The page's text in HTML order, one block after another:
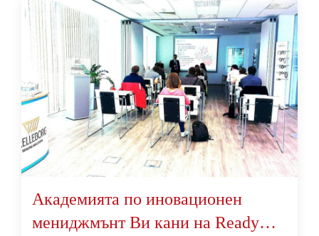
Академията по иновационен
мениджмънт Ви кани на Ready…